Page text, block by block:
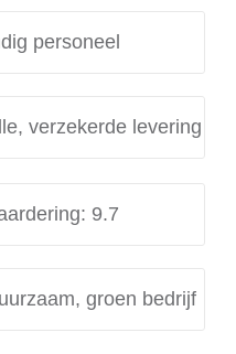
personeel
verzekerde levering
9.7
groen bedrijf